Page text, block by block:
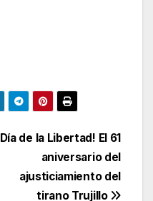
Día de la Libertad! El 61
aniversario del
ajusticiamiento del
tirano Trujillo